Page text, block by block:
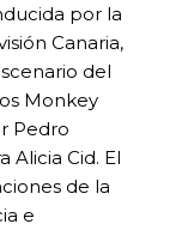
por la
Canaria,
del
Monkey
Pedro
Alicia Cid. El
de la
e